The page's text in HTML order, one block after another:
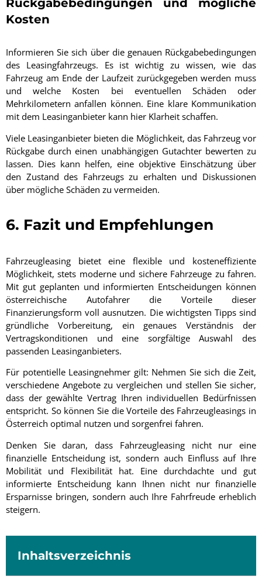
Rückgabebedingungen und mögliche
Kosten
Informieren Sie sich über die genauen Rückgabebedingungen
des Leasingfahrzeugs. Es ist wichtig zu wissen, wie das
Fahrzeug am Ende der Laufzeit zurückgegeben werden muss
und welche Kosten bei eventuellen Schäden oder
Mehrkilometern anfallen können. Eine klare Kommunikation
mit dem Leasinganbieter kann hier Klarheit schaffen.
Viele Leasinganbieter bieten die Möglichkeit, das Fahrzeug vor
Rückgabe durch einen unabhängigen Gutachter bewerten zu
lassen. Dies kann helfen, eine objektive Einschätzung über
den Zustand des Fahrzeugs zu erhalten und Diskussionen
über mögliche Schäden zu vermeiden.
6. Fazit und Empfehlungen
Fahrzeugleasing bietet eine flexible und kosteneffiziente
Möglichkeit, stets moderne und sichere Fahrzeuge zu fahren.
Mit gut geplanten und informierten Entscheidungen können
österreichische Autofahrer die Vorteile dieser
Finanzierungsform voll ausnutzen. Die wichtigsten Tipps sind
gründliche Vorbereitung, ein genaues Verständnis der
Vertragskonditionen und eine sorgfältige Auswahl des
passenden Leasinganbieters.
Für potentielle Leasingnehmer gilt: Nehmen Sie sich die Zeit,
verschiedene Angebote zu vergleichen und stellen Sie sicher,
dass der gewählte Vertrag Ihren individuellen Bedürfnissen
entspricht. So können Sie die Vorteile des Fahrzeugleasings in
Österreich optimal nutzen und sorgenfrei fahren.
Denken Sie daran, dass Fahrzeugleasing nicht nur eine
finanzielle Entscheidung ist, sondern auch Einfluss auf Ihre
Mobilität und Flexibilität hat. Eine durchdachte und gut
informierte Entscheidung kann Ihnen nicht nur finanzielle
Ersparnisse bringen, sondern auch Ihre Fahrfreude erheblich
steigern.
Inhaltsverzeichnis